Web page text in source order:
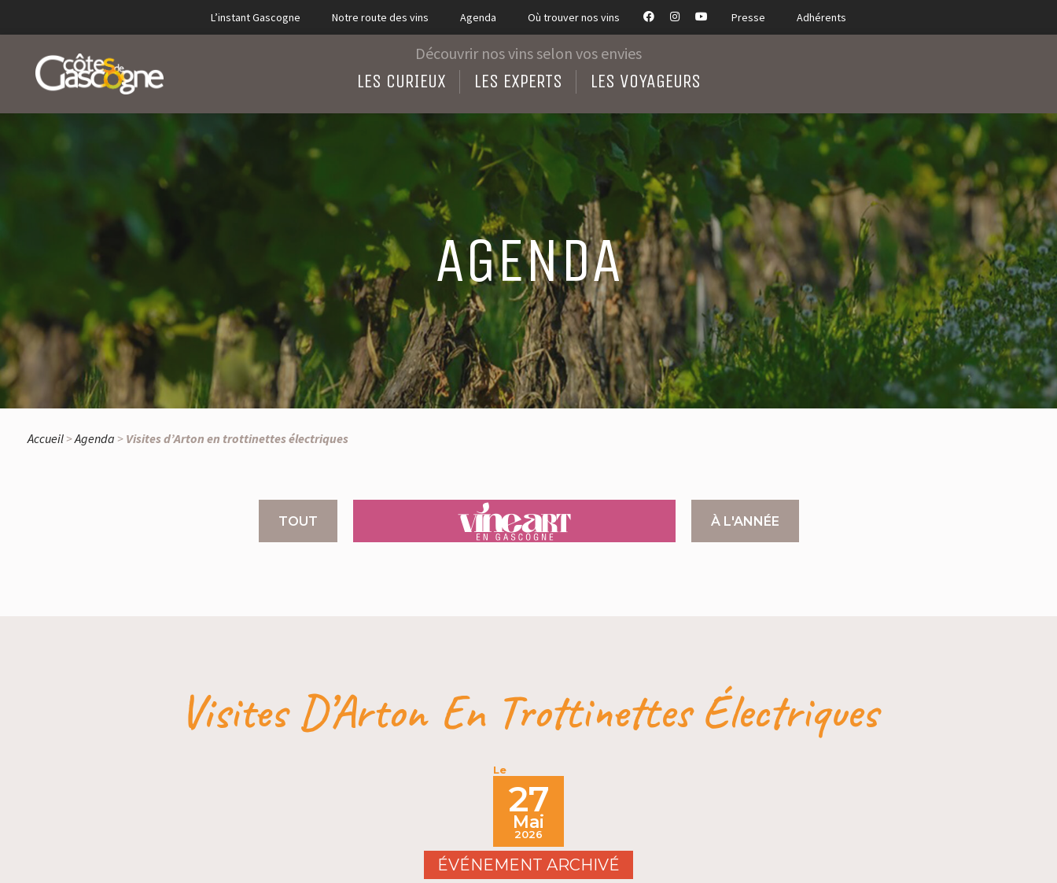
L’instant Gascogne Notre route des vins Agenda Où trouver nos vins Presse Adhérents
Découvrir nos vins selon vos envies
LES CURIEUX LES EXPERTS LES VOYAGEURS
AGENDA
Accueil >Agenda > Visites d’Arton en trottinettes électriques
TOUT
VINEART
À L'ANNÉE
Visites D’Arton En Trottinettes Électriques
Le
27
Mai
2026
ÉVÉNEMENT ARCHIVÉ